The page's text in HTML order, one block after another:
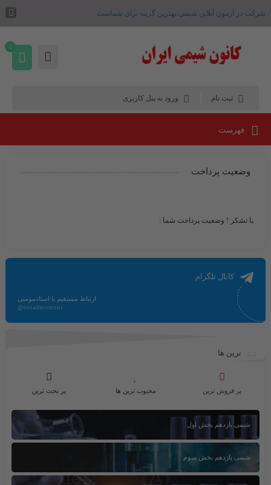
شرکت در آزمون آنلاین شیمی بهترین گزینه برای شماست .
ثبت نام ورود به پنل کاربری
0
فهرست
وضعیت پرداخت
با تشکر ! وضعیت پرداخت شما :
کانال تلگرام
ارتباط مستقیم با استادمومنی
@ostadmomeni
ترین ها
پر فروش ترین محبوب ترین ها پر بحث ترین
شیمی یازدهم بخش اول
شیمی یازدهم بخش سوم